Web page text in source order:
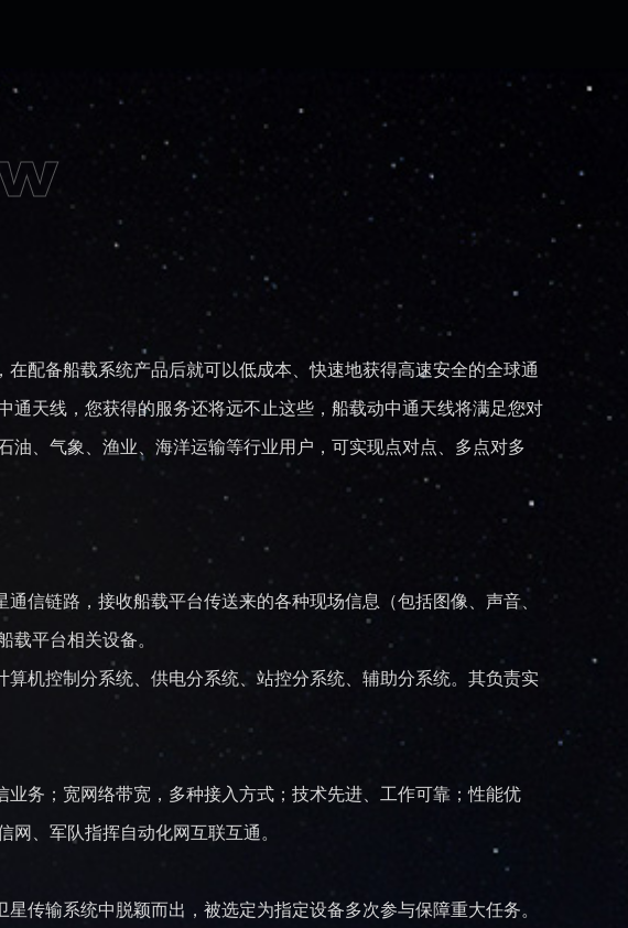
配备船载系统产品后就可以低成本、快速地获得高速安全的全球通
天线，您获得的服务还将远不止这些，船载动中通天线将满足您对
、气象、渔业、海洋运输等行业用户，可实现点对点、多点对多
链路，接收船载平台传送来的各种现场信息（包括图像、声音、
载平台相关设备。
机控制分系统、供电分系统、站控分系统、辅助分系统。其负责实
务；宽网络带宽，多种接入方式；技术先进、工作可靠；性能优
、军队指挥自动化网互联互通。
输系统中脱颖而出，被选定为指定设备多次参与保障重大任务。